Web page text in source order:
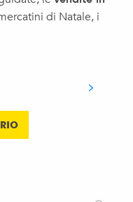
di Natale, i